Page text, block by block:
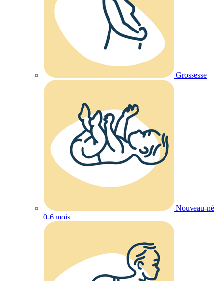
Grossesse
Nouveau-né
0-6 mois